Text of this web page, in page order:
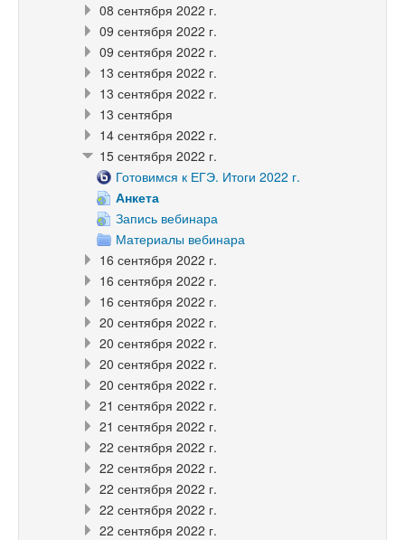
08 сентября 2022 г.
09 сентября 2022 г.
09 сентября 2022 г.
13 сентября 2022 г.
13 сентября 2022 г.
13 сентября
14 сентября 2022 г.
15 сентября 2022 г.
Готовимся к ЕГЭ. Итоги 2022 г.
Анкета
Запись вебинара
Материалы вебинара
16 сентября 2022 г.
16 сентября 2022 г.
16 сентября 2022 г.
20 сентября 2022 г.
20 сентября 2022 г.
20 сентября 2022 г.
20 сентября 2022 г.
21 сентября 2022 г.
21 сентября 2022 г.
22 сентября 2022 г.
22 сентября 2022 г.
22 сентября 2022 г.
22 сентября 2022 г.
22 сентября 2022 г.